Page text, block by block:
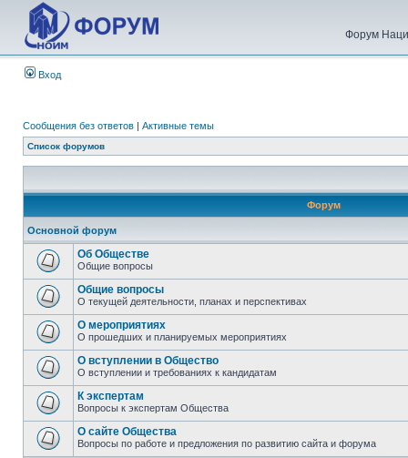
Форум
Вход
Сообщения без ответов | Активные темы
Список форумов
Форум
Основной форум
Об Обществе
Общие вопросы
Общие вопросы
О текущей деятельности, планах и перспективах
О мероприятиях
О прошедших и планируемых мероприятиях
О вступлении в Общество
О вступлении и требованиях к кандидатам
К экспертам
Вопросы к экспертам Общества
О сайте Общества
Вопросы по работе и предложения по развитию сайта и форума